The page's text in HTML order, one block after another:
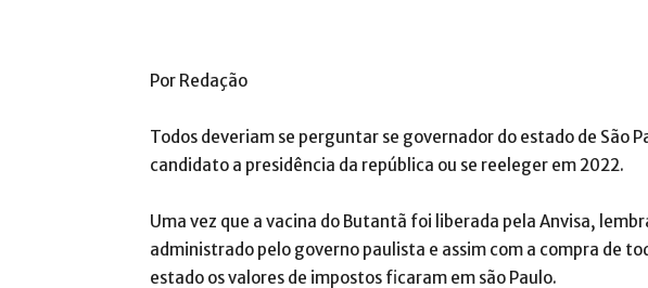
Por Redação
Todos deveriam se perguntar se governador do estado de São
candidato a presidência da república ou se reeleger em 2022.
Uma vez que a vacina do Butantã foi liberada pela Anvisa,
administrado pelo governo paulista e assim com a compra de
estado os valores de impostos ficaram em são Paulo.